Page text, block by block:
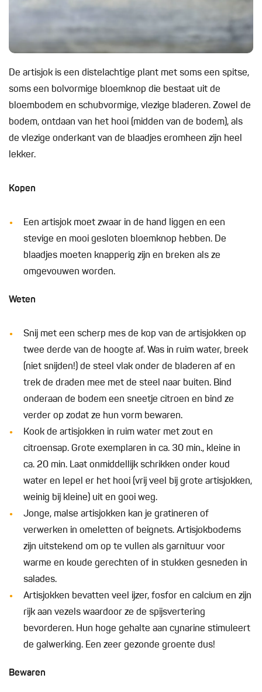
De artisjok is een distelachtige plant met soms een spitse,
soms een bolvormige bloemknop die bestaat uit de
bloembodem en schubvormige, vlezige bladeren. Zowel de
bodem, ontdaan van het hooi (midden van de bodem), als
de vlezige onderkant van de blaadjes eromheen zijn heel
lekker.
Kopen
Een artisjok moet zwaar in de hand liggen en een
stevige en mooi gesloten bloemknop hebben. De
blaadjes moeten knapperig zijn en breken als ze
omgevouwen worden.
Weten
Snij met een scherp mes de kop van de artisjokken op
twee derde van de hoogte af. Was in ruim water, breek
(niet snijden!) de steel vlak onder de bladeren af en
trek de draden mee met de steel naar buiten. Bind
onderaan de bodem een sneetje citroen en bind ze
verder op zodat ze hun vorm bewaren.
Kook de artisjokken in ruim water met zout en
citroensap. Grote exemplaren in ca. 30 min., kleine in
ca. 20 min. Laat onmiddellijk schrikken onder koud
water en lepel er het hooi (vrij veel bij grote artisjokken,
weinig bij kleine) uit en gooi weg.
Jonge, malse artisjokken kan je gratineren of
verwerken in omeletten of beignets. Artisjokbodems
zijn uitstekend om op te vullen als garnituur voor
warme en koude gerechten of in stukken gesneden in
salades.
Artisjokken bevatten veel ijzer, fosfor en calcium en zijn
rijk aan vezels waardoor ze de spijsvertering
bevorderen. Hun hoge gehalte aan cynarine stimuleert
de galwerking. Een zeer gezonde groente dus!
Bewaren